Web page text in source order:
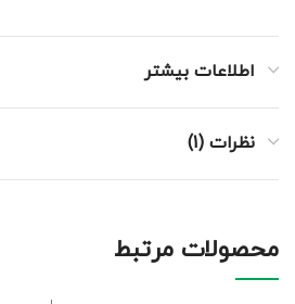
اطلاعات بیشتر
نظرات (1)
محصولات مرتبط